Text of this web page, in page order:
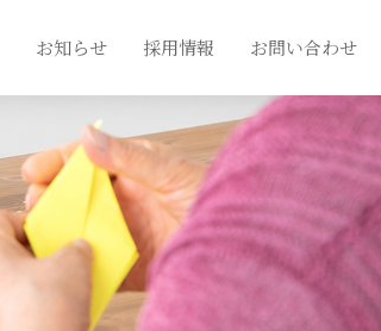
お知らせ 採用情報 お問い合わせ